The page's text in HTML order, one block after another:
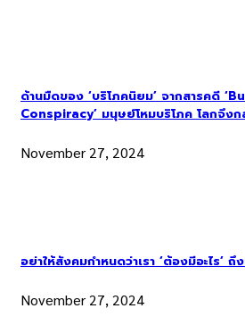
ด้านมืดของ ‘บริโภคนิยม’ จากสารคดี
Conspiracy’ มนุษย์โหมบริโภค โลกจึงก
November 27, 2024
อย่าให้สังคมกำหนดว่าเรา ‘ต้องมีอะไร’ ถึ
November 27, 2024